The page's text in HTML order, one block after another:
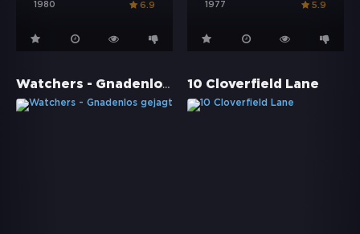
1980 6.9 1977 5.9
Watchers - Gnadenlos gejagt 10 Cloverfield Lane